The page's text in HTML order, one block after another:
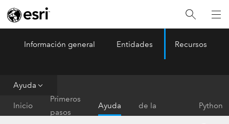
ArcGIS Pro Menu
Información general Entidades Recursos
Ayuda
Inicio
Primeros
pasos
Ayuda
de la
herramienta
Python